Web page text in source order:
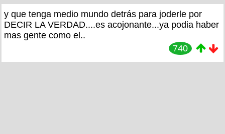
y que tenga medio mundo detrás para joderle por
DECIR LA VERDAD....es acojonante...ya podia haber
mas gente como el..
740